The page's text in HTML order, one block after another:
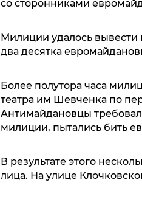
со сторонниками
Милиции удалось вывести
два десятка
Более полутора часа
театра им Шевченка по
Антимайдановцы
милиции, пытались бить
В результате этого
лица. На улице